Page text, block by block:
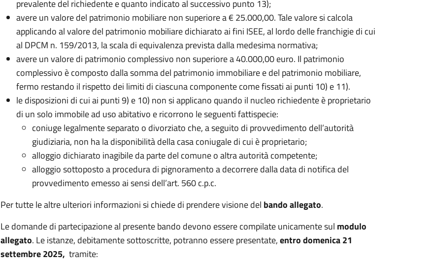
prevalente del richiedente e quanto indicato al successivo punto 13);
avere un valore del patrimonio mobiliare non superiore a € 25.000,00. Tale valore si calcola
applicando al valore del patrimonio mobiliare dichiarato ai fini ISEE, al lordo delle franchigie di cui
al DPCM n. 159/2013, la scala di equivalenza prevista dalla medesima normativa;
avere un valore di patrimonio complessivo non superiore a 40.000,00 euro. Il patrimonio
complessivo è composto dalla somma del patrimonio immobiliare e del patrimonio mobiliare,
fermo restando il rispetto dei limiti di ciascuna componente come fissati ai punti 10) e 11).
le disposizioni di cui ai punti 9) e 10) non si applicano quando il nucleo richiedente è proprietario
di un solo immobile ad uso abitativo e ricorrono le seguenti fattispecie:
coniuge legalmente separato o divorziato che, a seguito di provvedimento dell’autorità
giudiziaria, non ha la disponibilità della casa coniugale di cui è proprietario;
alloggio dichiarato inagibile da parte del comune o altra autorità competente;
alloggio sottoposto a procedura di pignoramento a decorrere dalla data di notifica del
provvedimento emesso ai sensi dell’art. 560 c.p.c.
Per tutte le altre ulteriori informazioni si chiede di prendere visione del bando allegato.
Le domande di partecipazione al presente bando devono essere compilate unicamente sul modulo
allegato. Le istanze, debitamente sottoscritte, potranno essere presentate,entro domenica 21
settembre 2025, tramite: